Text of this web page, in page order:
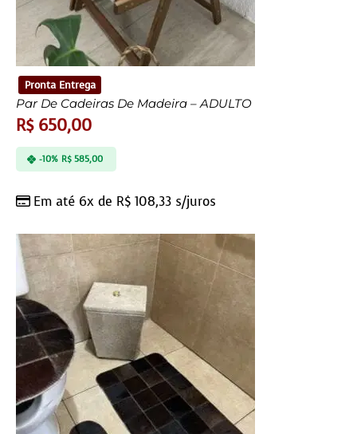
Pronta Entrega
Par De Cadeiras De Madeira – ADULTO
R$650,00
Em até 6x de R$ 108,33 s/juros
-10% R$585,00